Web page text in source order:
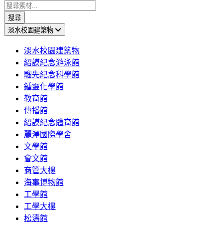
搜尋
淡水校園建築物
淡水校園建築物
紹謨紀念游泳館
騮先紀念科學館
鍾靈化學館
教育館
傳播館
紹謨紀念體育館
麗澤國際學舍
文學館
會文館
商管大樓
海事博物館
工學館
工學大樓
松濤館